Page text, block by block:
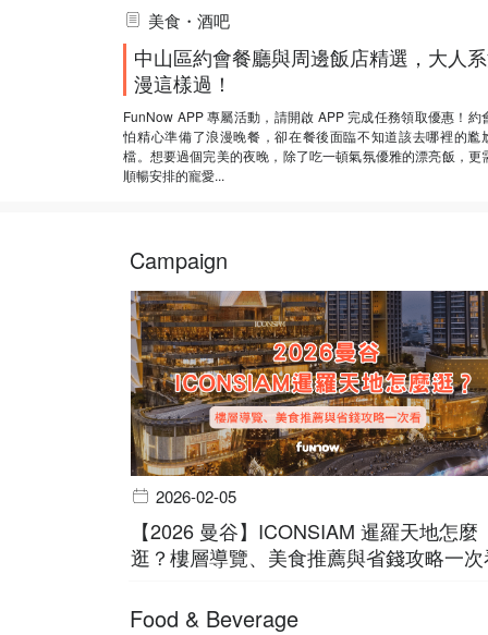
美食・酒吧
中山區約會餐廳與周邊飯店精選，大人
漫這樣過！
FunNow APP 專屬活動，請開啟 APP 完成任務領取優惠！約
怕精心準備了浪漫晚餐，卻在餐後面臨不知道該去哪裡的尷
檔。想要過個完美的夜晚，除了吃一頓氣氛優雅的漂亮飯，更
順暢安排的寵愛...
Campaign
2026-02-05
【2026 曼谷】ICONSIAM 暹羅天地怎麼
逛？樓層導覽、美食推薦與省錢攻略一
Food & Beverage